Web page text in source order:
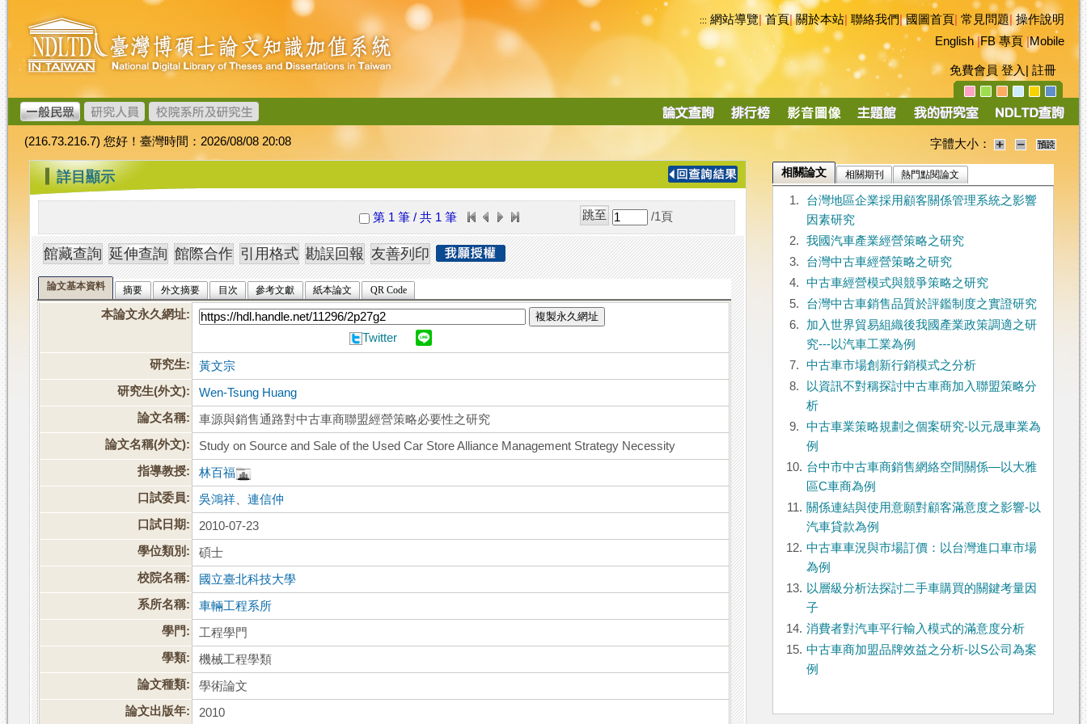
跳
到
主
要
內
容
臺
灣
博
碩
士
論
文
加
值
系
統
::: 網站導覽|首頁|關於本站 聯絡我們|國圖首頁 常見問題|操作說明
English|FB 專頁|Mobile
免費會員 登入 註冊
導
(216.73.216.7) 您好！臺灣時間：2026/08/08 20:08 字體大小：
::: 詳目顯示
第 1 筆 / 共 1 筆 /1 頁
論文基本資料 摘要 外文摘要 目次 參考文獻 紙本論文 QR Code
本論文永久網址: 複製永久網址
Twitter
研究生:
黃文宗
研究生(外文):
Wen-Tsung Huang
論文名稱:
車源與銷售通路對中古車商聯盟經營策略必要性之研究
論文名稱(外文):
Study on Source and Sale of the Used Car Store Alliance Management Strategy Necessity
指導教授:
林百福
口試委員:
吳鴻祥 、連信仲
口試日期:
2010-07-23
學位類別:
碩士
校院名稱:
國立臺北科技大學
系所名稱:
車輛工程系所
學門:
工程學門
學類:
機械工程學類
論文種類:
學術論文
論文出版年:
2010
相關論文 相關期刊 熱門點閱論文
1.
台灣地區企業採用顧客關係管理系統之影響
因素研究
2.
我國汽車產業經營策略之研究
3.
台灣中古車經營策略之研究
4.
中古車經營模式與競爭策略之研究
5.
台灣中古車銷售品質於評鑑制度之實證研究
6.
加入世界貿易組織後我國產業政策調適之研
究---以汽車工業為例
7.
中古車市場創新行銷模式之分析
8.
以資訊不對稱探討中古車商加入聯盟策略分
析
9.
中古車業策略規劃之個案研究-以元晟車業為
例
10. 台中市中古車商銷售網絡空間關係—以大雅
區C車商為例
11. 關係連結與使用意願對顧客滿意度之影響-以
汽車貸款為例
12. 中古車車況與市場訂價：以台灣進口車市場
為例
13. 以層級分析法探討二手車購買的關鍵考量因
子
14. 消費者對汽車平行輸入模式的滿意度分析
15. 中古車商加盟品牌效益之分析-以S公司為案
例